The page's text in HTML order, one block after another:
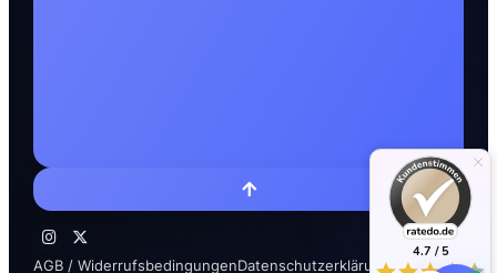
Dokumentation
Hilfe & Anleitungen
AGB / WiderrufsbedingungenDatenschutzerklärung
4.7 / 5